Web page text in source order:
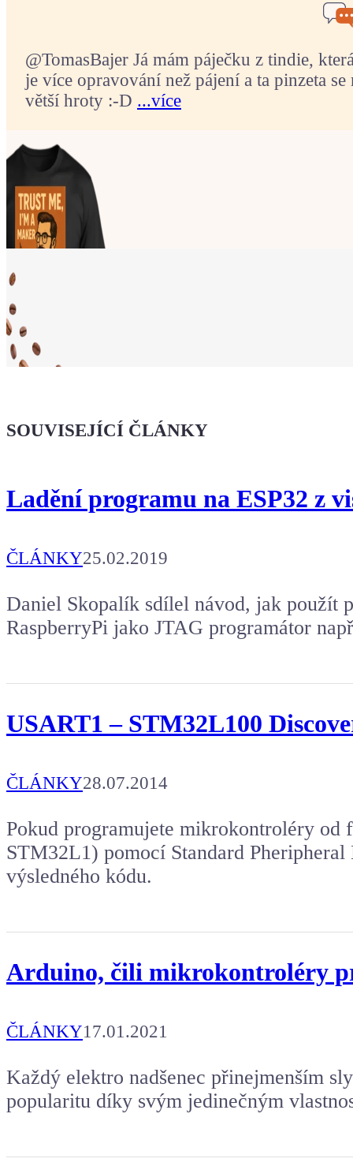
@TomasBajer Já mám páječku z tindie,
je více opravování než pájení a ta pinzeta
větší hroty :-D ...více
že jsi Maker!
Kafe pro Chiptrona
Aby mohl napsat další článek.
SOUVISEJÍCÍ ČLÁNKY
Ladění programu na ESP32 z
ČLÁNKY25.02.2019
Daniel Skopalík sdílel návod, jak použít
RaspberryPi jako JTAG programátor
USART1 – STM32L100
ČLÁNKY28.07.2014
Pokud programujete mikrokontroléry
STM32L1) pomocí Standard
výsledného kódu.
Arduino, čili mikrokontroléry
ČLÁNKY17.01.2021
Každý elektro nadšenec přinejmenším
popularitu díky svým jedinečným